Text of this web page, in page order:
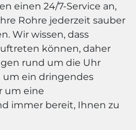
einen 24/7-Service an,
Rohre jederzeit sauber
Wir wissen, dass
können, daher
rund um die Uhr
um ein dringendes
um eine
immer bereit, Ihnen zu